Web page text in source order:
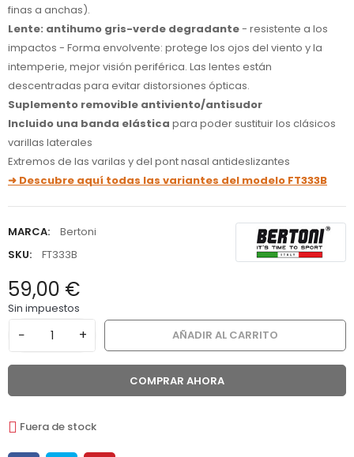
finas a anchas).
Lente: antihumo gris-verde degradante- resistente a los
impactos - Forma envolvente: protege los ojos del viento y la
intemperie, mejor visión periférica. Las lentes están
descentradas para evitar distorsiones ópticas.
Suplemento removible antiviento/antisudor
Incluido una banda elástica para poder sustituir los clásicos
varillas laterales
Extremos de las varilas y del pont nasal antideslizantes
➜ Descubre aquí todas las variantes del modelo FT333B
MARCA:
Bertoni
SKU:
FT333B
59,00 €
Sin impuestos
− + AÑADIR AL CARRITO
COMPRAR AHORA
Fuera de stock